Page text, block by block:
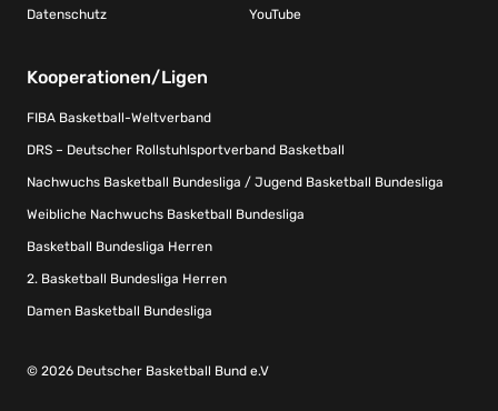
Datenschutz YouTube
Kooperationen/Ligen
FIBA Basketball-Weltverband
DRS – Deutscher Rollstuhlsportverband Basketball
Nachwuchs Basketball Bundesliga / Jugend Basketball Bundesliga
Weibliche Nachwuchs Basketball Bundesliga
Basketball Bundesliga Herren
2. Basketball Bundesliga Herren
Damen Basketball Bundesliga
© 2026 Deutscher Basketball Bund e.V